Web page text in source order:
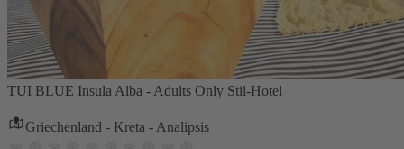
TUI BLUE Insula Alba - Adults Only Stil-Hotel
Griechenland - Kreta - Analipsis